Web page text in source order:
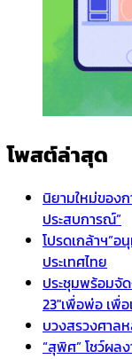
โพสต์ล่าสุด
นิยามใหม่ของ
ประสบการณ์”
โปรดเกล้าฯ”
ประเทศไทย
ประชุมพร้อมจั
23″เพื่อพ่อ เพื่
บวงสรวงศาล
“สุพิศ” โชว์ผล